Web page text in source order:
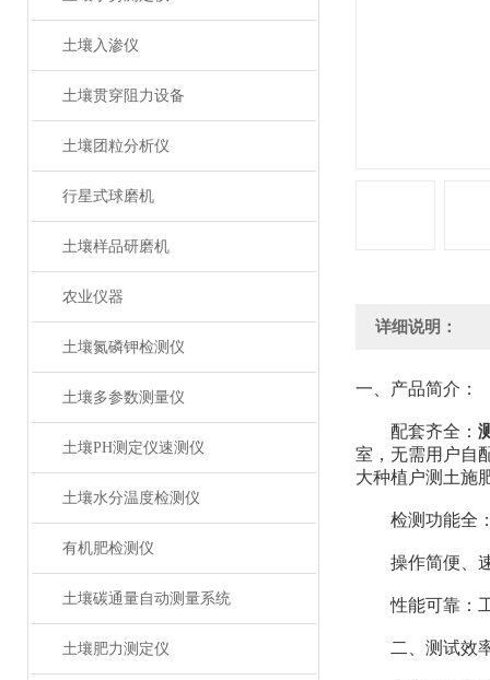
土壤入渗仪
土壤贯穿阻力设备
土壤团粒分析仪
行星式球磨机
土壤样品研磨机
农业仪器
土壤氮磷钾检测仪
土壤多参数测量仪
土壤PH测定仪速测仪
土壤水分温度检测仪
有机肥检测仪
土壤碳通量自动测量系统
土壤肥力测定仪
详细说明：
一、产品简介：
配套齐全：
室，无需用户自
大种植户测土施
检测功能全：
操作简便、速
性能可靠：工
二、测试效